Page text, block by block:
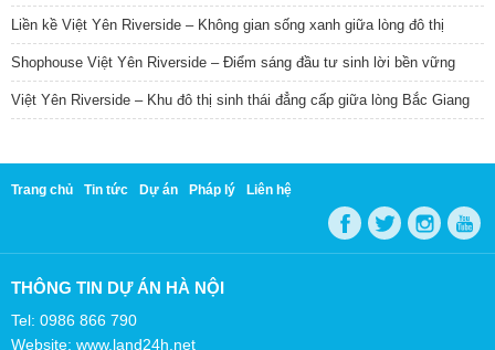
Liền kề Việt Yên Riverside – Không gian sống xanh giữa lòng đô thị
Shophouse Việt Yên Riverside – Điểm sáng đầu tư sinh lời bền vững
Việt Yên Riverside – Khu đô thị sinh thái đẳng cấp giữa lòng Bắc Giang
Trang chủ Tin tức Dự án Pháp lý Liên hệ
THÔNG TIN DỰ ÁN HÀ NỘI
Tel: 0986 866 790
Website: www.land24h.net